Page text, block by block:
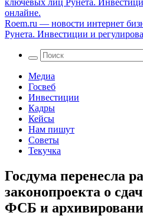
Roem.ru — новости интернет
Рунета. Инвестиции и
Медиа
Госвеб
Инвестиции
Кадры
Кейсы
Нам пишут
Советы
Текучка
Госдума перенесла
законопроекта о
ФСБ и